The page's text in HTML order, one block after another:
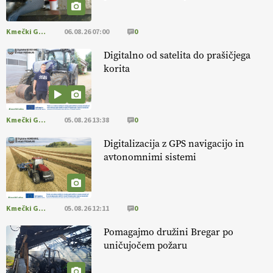
ampak tudi način njene pridelave
@EUAgri #imcap #cap #blog https://t.co/2sllAmcKwG
[EKOloško = LOGIČNO
prilagojene sorte
so temelj uspešne ekološke pridelave.
https://t.co/OQSsax7l8V @EUAgri #IMCAP #CAP
https://t.co/PAL0zlhVia
[EKOloško = LOGIČNO
aronije
v dobrem desetletju zrasla v uspešno kmetijsko in
podjetniško zgodbo.
#IMCAP #CAP https://t.co/xp1oihBDaJ
[EKOloško = LOGIČNO
v tujini
. Zato je ekološka pridelava odlična priložnost za slovenske
Kmečki Glas 06.08.26 07:00 0
Digitalno od satelita do prašičjega
korita
Kmečki Glas 05.08.26 13:38 0
Digitalizacija z GPS navigacijo in
avtonomnimi sistemi
Kmečki Glas 05.08.26 12:11 0
Pomagajmo družini Bregar po
uničujočem požaru